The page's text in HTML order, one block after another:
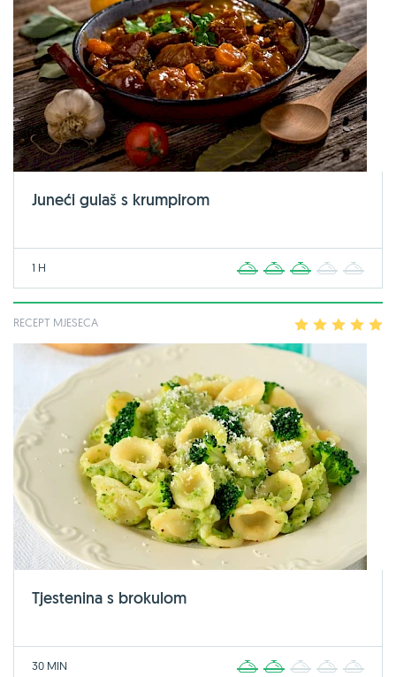
Juneći gulaš s krumpirom
1 H 2 3 4
RECEPT MJESECA 2 3 4
Tjestenina s brokulom
30 MIN 2 3 4